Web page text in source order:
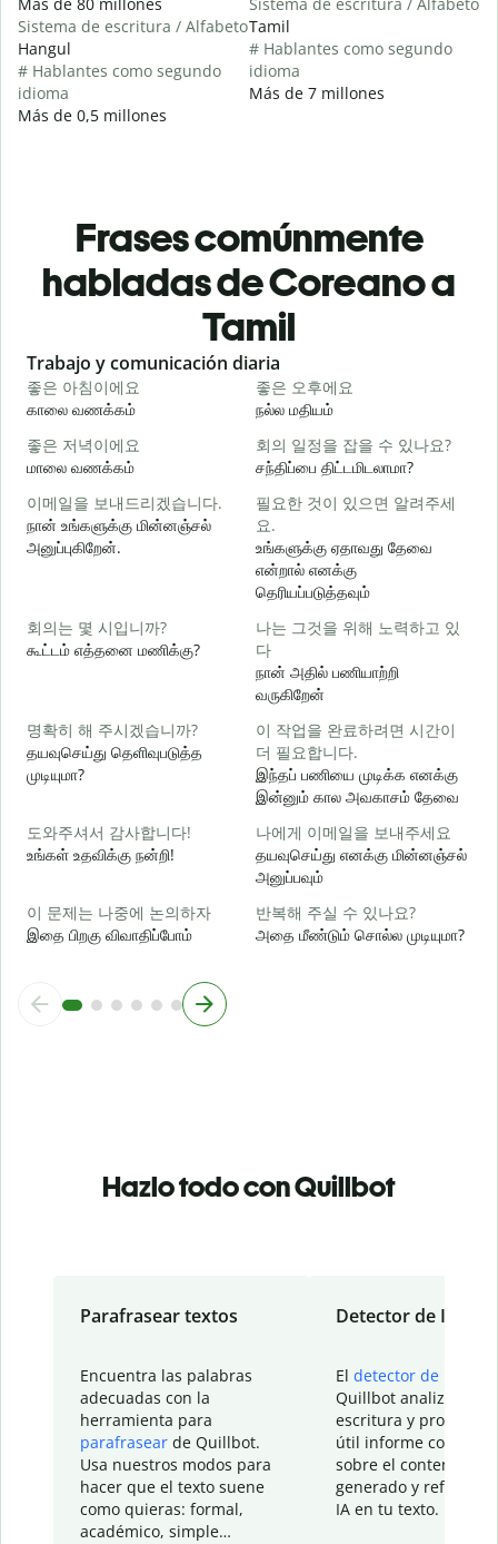
Sistema de escritura / Alfabeto
Hangul
# Hablantes como segundo
idioma
Más de 0,5 millones
Tamil
# Hablantes como segundo
idioma
Más de 7 millones
Frases comúnmente
habladas de Coreano a
Tamil
Slide 1 of 6
Trabajo y comunicación diaria
좋은 아침이에요
காலை வணக்கம்
좋은 오후에요
நல்ல மதியம்
좋은 저녁이에요
மாலை வணக்கம்
회의 일정을 잡을 수 있나요?
சந்திப்பை திட்டமிடலாமா?
이메일을 보내드리겠습니다.
நான் உங்களுக்கு மின்னஞ்சல்
அனுப்புகிறேன்.
필요한 것이 있으면 알려주세
요.
உங்களுக்கு ஏதாவது தேவை
என்றால் எனக்கு
தெரியப்படுத்தவும்
회의는 몇 시입니까?
கூட்டம் எத்தனை மணிக்கு?
나는 그것을 위해 노력하고 있
다
நான் அதில் பணியாற்றி
வருகிறேன்
명확히 해 주시겠습니까?
தயவுசெய்து தெளிவுபடுத்த
முடியுமா?
이 작업을 완료하려면 시간이
더 필요합니다.
இந்தப் பணியை முடிக்க எனக்கு
இன்னும் கால அவகாசம் தேவை
도와주셔서 감사합니다!
உங்கள் உதவிக்கு நன்றி!
나에게 이메일을 보내주세요
தயவுசெய்து எனக்கு மின்னஞ்சல்
அனுப்பவும்
이 문제는 나중에 논의하자
இதை பிறகு விவாதிப்போம்
반복해 주실 수 있나요?
அதை மீண்டும் சொல்ல முடியுமா?
Hazlo todo con Quillbot
Parafrasear textos
Encuentra las palabras
adecuadas con la
herramienta para
parafrasear de Quillbot.
Usa nuestros modos para
hacer que el texto suene
como quieras: formal,
académico, simple…
Detector de IA
El detector de IA
Quillbot analiza tu
escritura y
útil informe con
sobre el contenido
generado y refinado
IA en tu texto.